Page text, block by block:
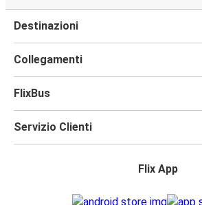
Destinazioni
Collegamenti
FlixBus
Servizio Clienti
Flix App